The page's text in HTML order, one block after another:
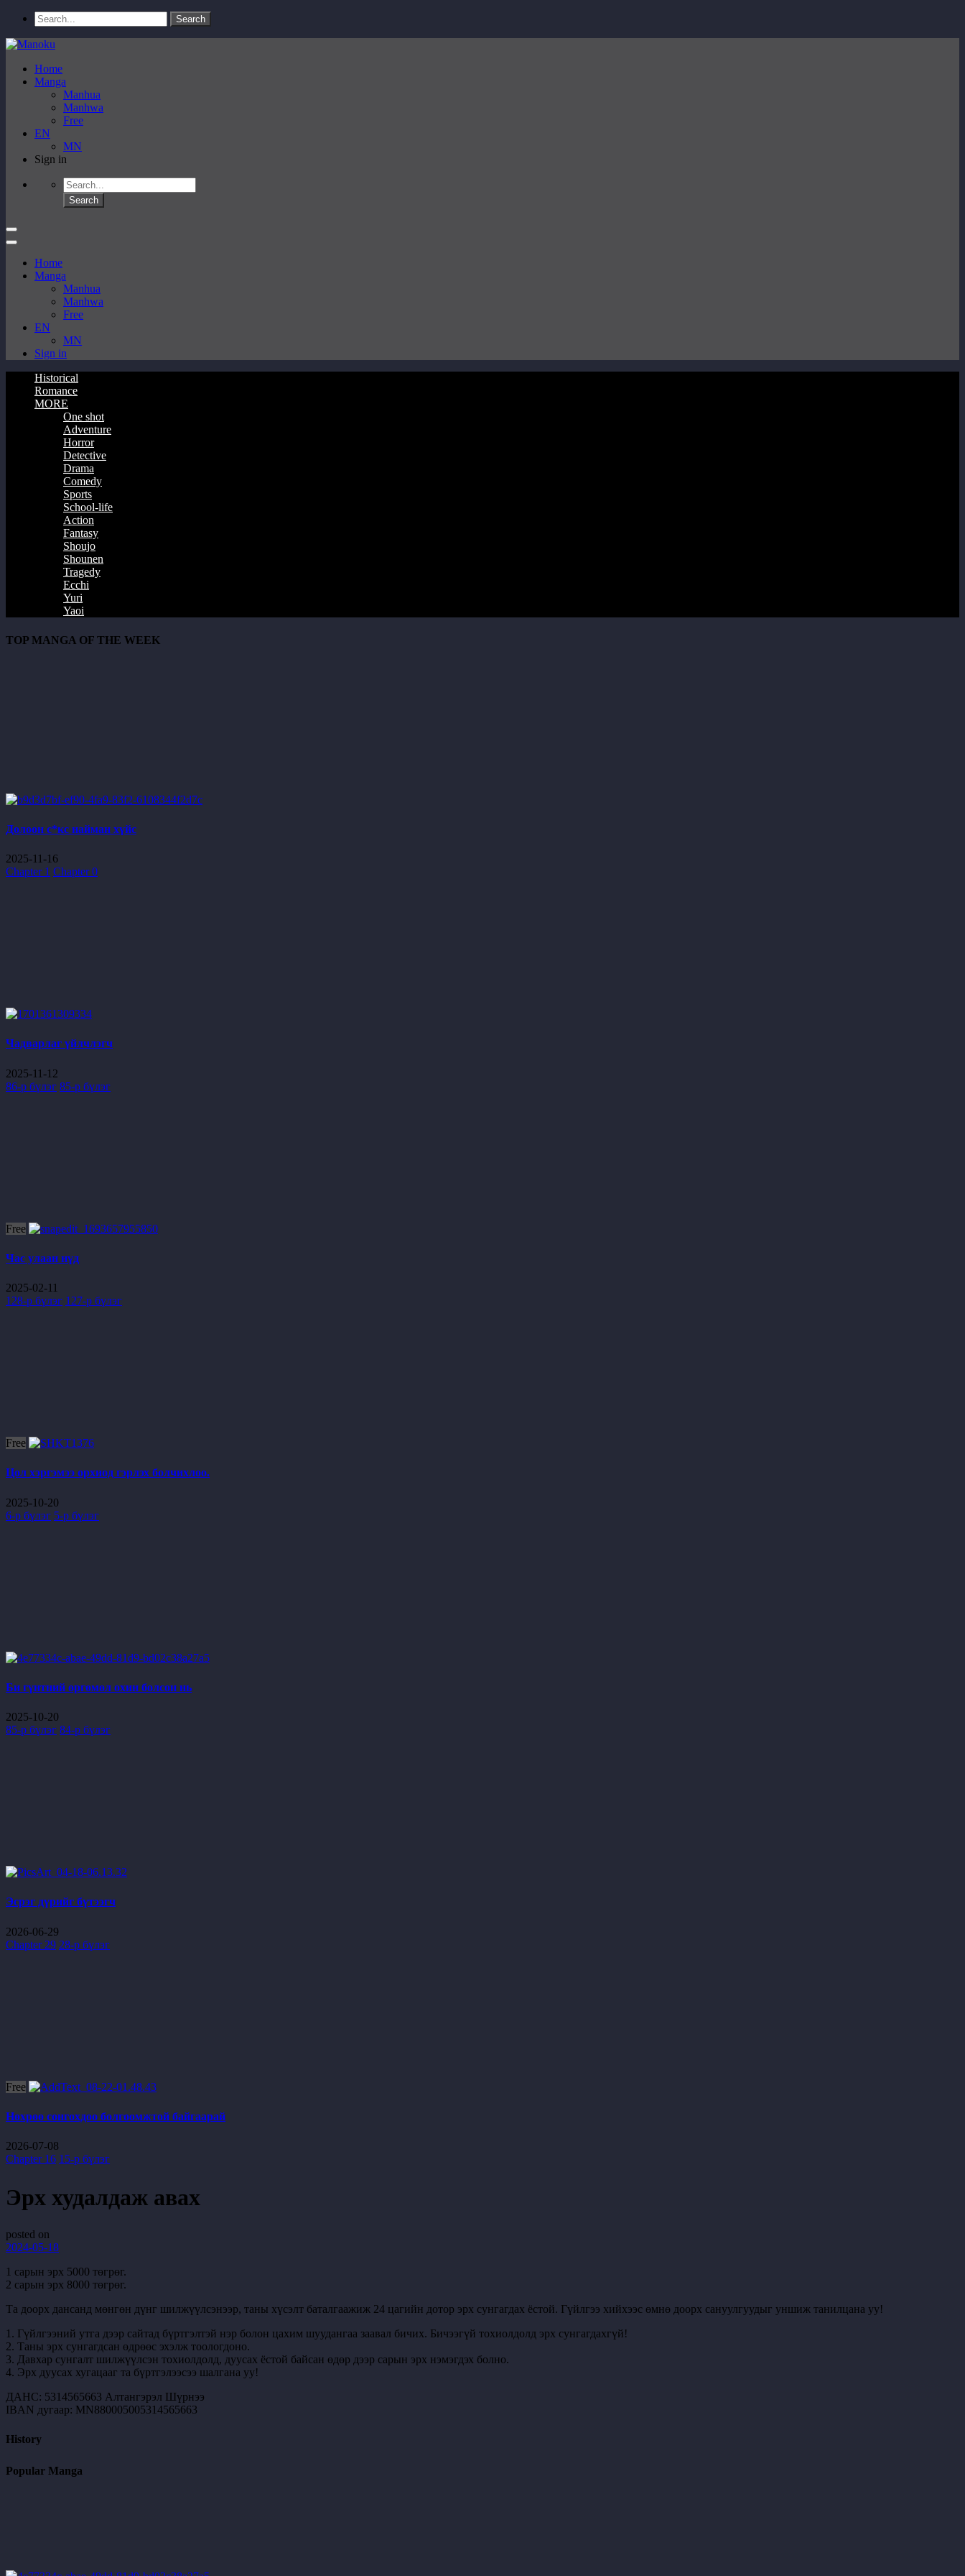
Home
Manga
Manhua
Manhwa
Free
EN
MN
Sign in
Home
Manga
Manhua
Manhwa
Free
EN
MN
Sign in
Historical
Romance
MORE
One shot
Adventure
Horror
Detective
Drama
Comedy
Sports
School-life
Action
Fantasy
Shoujo
Shounen
Tragedy
Ecchi
Yuri
Yaoi
TOP MANGA OF THE WEEK
Долоон с*кс найман хүйс
2025-11-16
Chapter 1 Chapter 0
Чадварлаг үйлчлэгч
2025-11-12
86-р бүлэг 85-р бүлэг
Free
Час улаан нүд
2025-02-11
128-р бүлэг 127-р бүлэг
Free
Цол хэргэмээ орхиод гэрлэх болчихлоо.
2025-10-20
6-р бүлэг 5-р бүлэг
Би гүнтний өргөмөл охин болсон нь
2025-10-20
85-р бүлэг 84-р бүлэг
Эсрэг дүрийг бүтээгч
2026-06-29
Chapter 29 28-р бүлэг
Free
Нөхрөө сонгохдоо болгоомжтой байгаарай
2026-07-08
Chapter 16 15-р бүлэг
Эрх худалдаж авах
posted on
2024-05-18
1 сарын эрх 5000 төгрөг.
2 сарын эрх 8000 төгрөг.
Та доорх дансанд мөнгөн дүнг шилжүүлсэнээр, таны хүсэлт баталгаажиж 24 цагийн дотор эрх сунгагдах ёстой. Гүйлгээ хийхээс өмнө доорх сануулгуудыг уншиж танилцана уу!
1. Гүйлгээний утга дээр сайтад бүртгэлтэй нэр болон цахим шуудангаа заавал бичих. Бичээгүй тохиолдолд эрх сунгагдахгүй!
2. Таны эрх сунгагдсан өдрөөс эхэлж тоологдоно.
3. Давхар сунгалт шилжүүлсэн тохиолдолд, дуусах ёстой байсан өдөр дээр сарын эрх нэмэгдэх болно.
4. Эрх дуусах хугацааг та бүртгэлээсээ шалгана уу!
ДАНС: 5314565663 Алтангэрэл Шүрнээ
IBAN дугаар: MN880005005314565663
History
Popular Manga